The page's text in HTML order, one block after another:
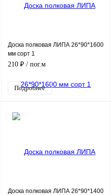
Доска полковая ЛИПА 26*90*1600
мм сорт 1
210 ₽ / пог.м
Подробнее
Доска полковая ЛИПА 26*90*1400